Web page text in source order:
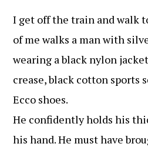
I get off the train and walk
of me walks a man with
wearing a black nylon
crease, black cotton sports
Ecco shoes.
He confidently holds his
his hand. He must have